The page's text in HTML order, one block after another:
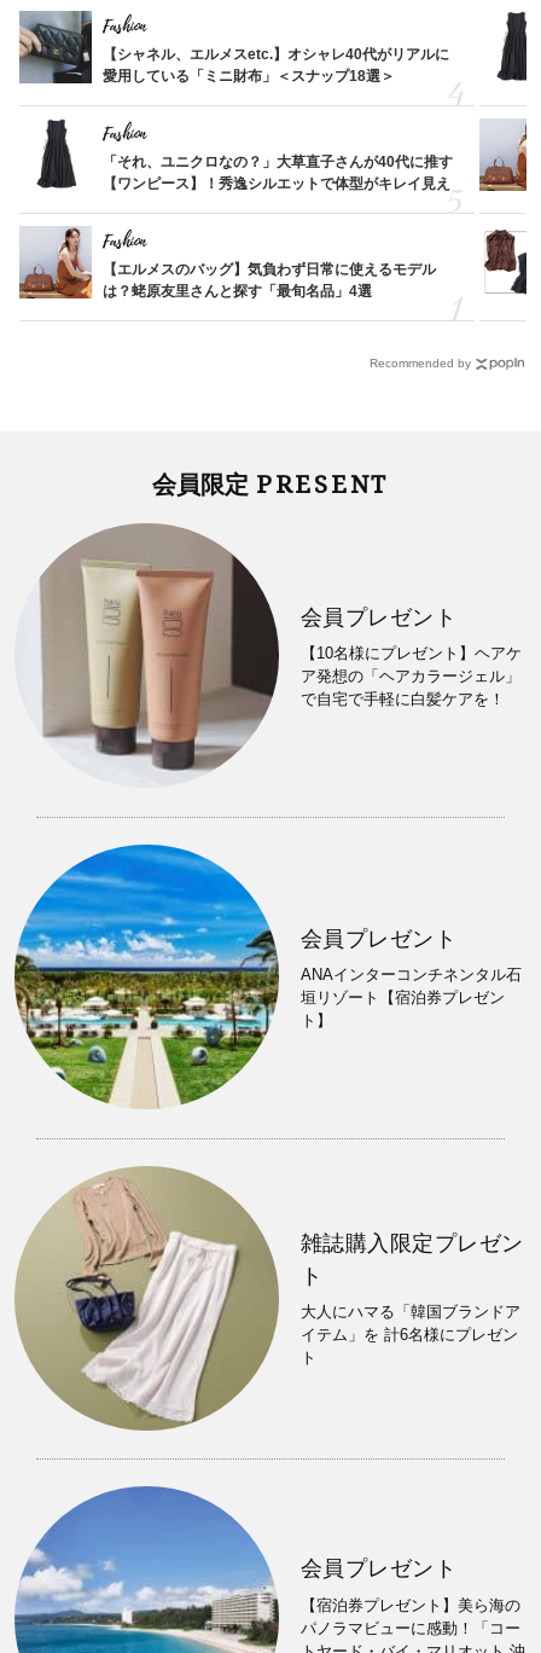
Fashion
【シャネル、エルメスetc.】オシャレ40代がリアルに
愛用している「ミニ財布」＜スナップ18選＞
Fashion
「それ、ユニクロなの？」大草直子さんが40代に推す
【ワンピース】！秀逸シルエットで体型がキレイ見え
Fashion
【エルメスのバッグ】気負わず日常に使えるモデル
は？蛯原友里さんと探す「最旬名品」4選
Recommended by
会員限定 PRESENT
会員プレゼント
【10名様にプレゼント】ヘアケ
ア発想の「ヘアカラージェル」
で自宅で手軽に白髪ケアを！
会員プレゼント
ANAインターコンチネンタル石
垣リゾート【宿泊券プレゼン
ト】
雑誌購入限定プレゼン
ト
大人にハマる「韓国ブランドア
イテム」を 計6名様にプレゼン
ト
会員プレゼント
【宿泊券プレゼント】美ら海の
パノラマビューに感動！「コー